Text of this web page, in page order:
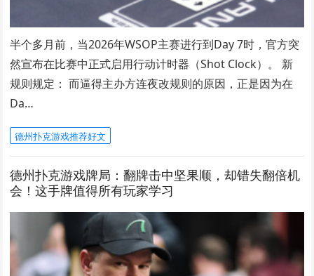
半个多月前，当2026年WSOP主赛进行到Day 7时，官方突
然宣布在比赛中正式启用行动计时器（Shot Clock）。 新
规则规定： 而逼得主办方连夜改规则的原因，正是因为在
Da…
德州扑克游戏推荐好文
德州扑克游戏牌局：翻牌击中坚果顺，却错失翻倍机
会！这手牌值得所有玩家学习